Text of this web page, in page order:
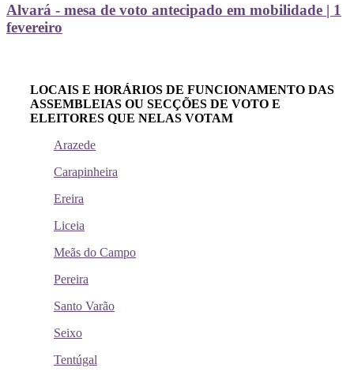
Alvará - mesa de voto antecipado em mobilidade | 1
fevereiro
LOCAIS E HORÁRIOS DE FUNCIONAMENTO DAS
ASSEMBLEIAS OU SECÇÕES DE VOTO E
ELEITORES QUE NELAS VOTAM
Arazede
Carapinheira
Ereira
Liceia
Meãs do Campo
Pereira
Santo Varão
Seixo
Tentúgal